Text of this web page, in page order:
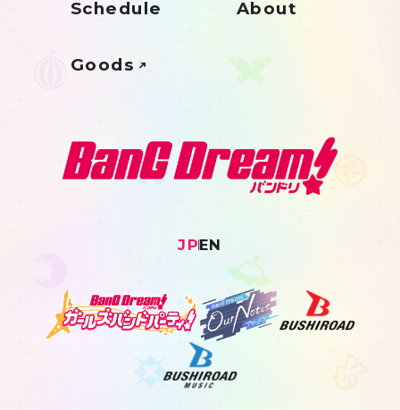
Schedule About
Goods
JPEN